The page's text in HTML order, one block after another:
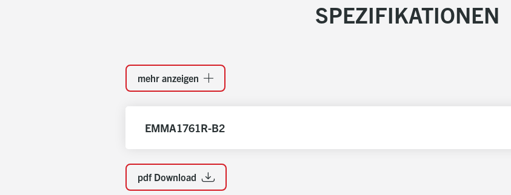
SPEZIFIKATIONEN
mehr anzeigen
EMMA1761R-B2
pdf Download